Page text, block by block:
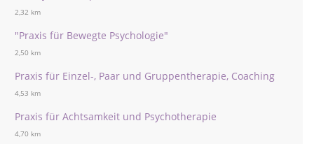
2,32 km
"Praxis für Bewegte Psychologie"
2,50 km
Praxis für Einzel-, Paar und Gruppentherapie, Coaching
4,53 km
Praxis für Achtsamkeit und Psychotherapie
4,70 km